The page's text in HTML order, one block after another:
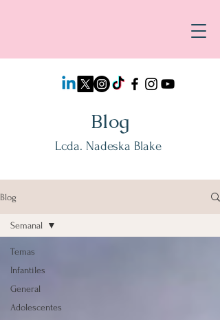
Blog
Lcda. Nadeska Blake
Blog
Temas
Infantiles
General
Adolescentes
Semanal